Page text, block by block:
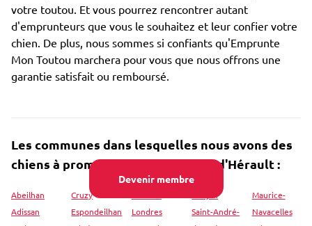
Devenir membre
votre toutou. Et vous pourrez rencontrer autant
d'emprunteurs que vous le souhaitez et leur confier votre
chien. De plus, nous sommes si confiants qu'Emprunte
Mon Toutou marchera pour vous que nous offrons une
garantie satisfait ou remboursé.
Les communes dans lesquelles nous avons des
chiens à promener près de Usclas-d'Hérault :
Abeilhan
Adissan
Cruzy
Espondeilhan
Londres
Roujan
Saint-André-
Maurice-
Navacelles